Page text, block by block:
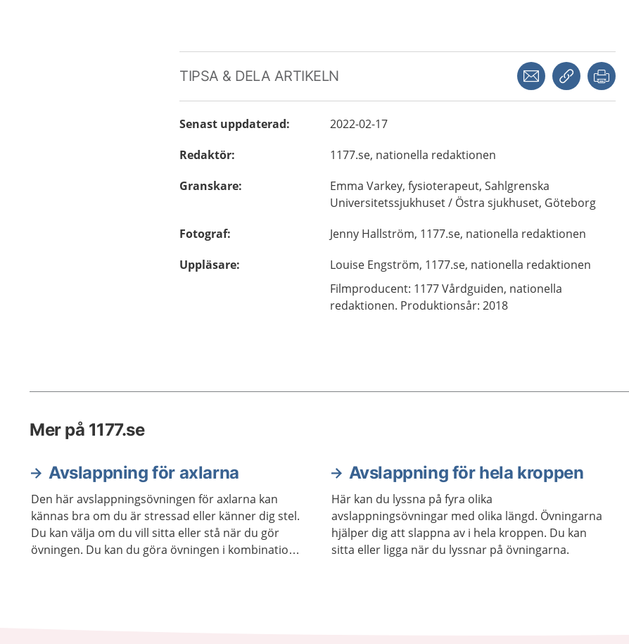
TIPSA & DELA ARTIKELN Dela via mejlKopiera länk
Senast uppdaterad:
2022-02-17
Redaktör:
1177.se, nationella redaktionen
Granskare: Emma Varkey, fysioterapeut, Sahlgrenska
Universitetssjukhuset / Östra sjukhuset, Göteborg
Fotograf: Jenny Hallström, 1177.se, nationella redaktionen
Uppläsare: Louise Engström, 1177.se, nationella redaktionen
Filmproducent: 1177 Vårdguiden, nationella
redaktionen. Produktionsår: 2018
Mer på 1177.se
Avslappning för axlarna
Den här avslappningsövningen för axlarna kan
kännas bra om du är stressad eller känner dig stel.
Du kan välja om du vill sitta eller stå när du gör
övningen. Du kan du göra övningen i kombination
Avslappning för hela kroppen
Här kan du lyssna på fyra olika
avslappningsövningar med olika längd. Övningarna
hjälper dig att slappna av i hela kroppen. Du kan
sitta eller ligga när du lyssnar på övningarna.